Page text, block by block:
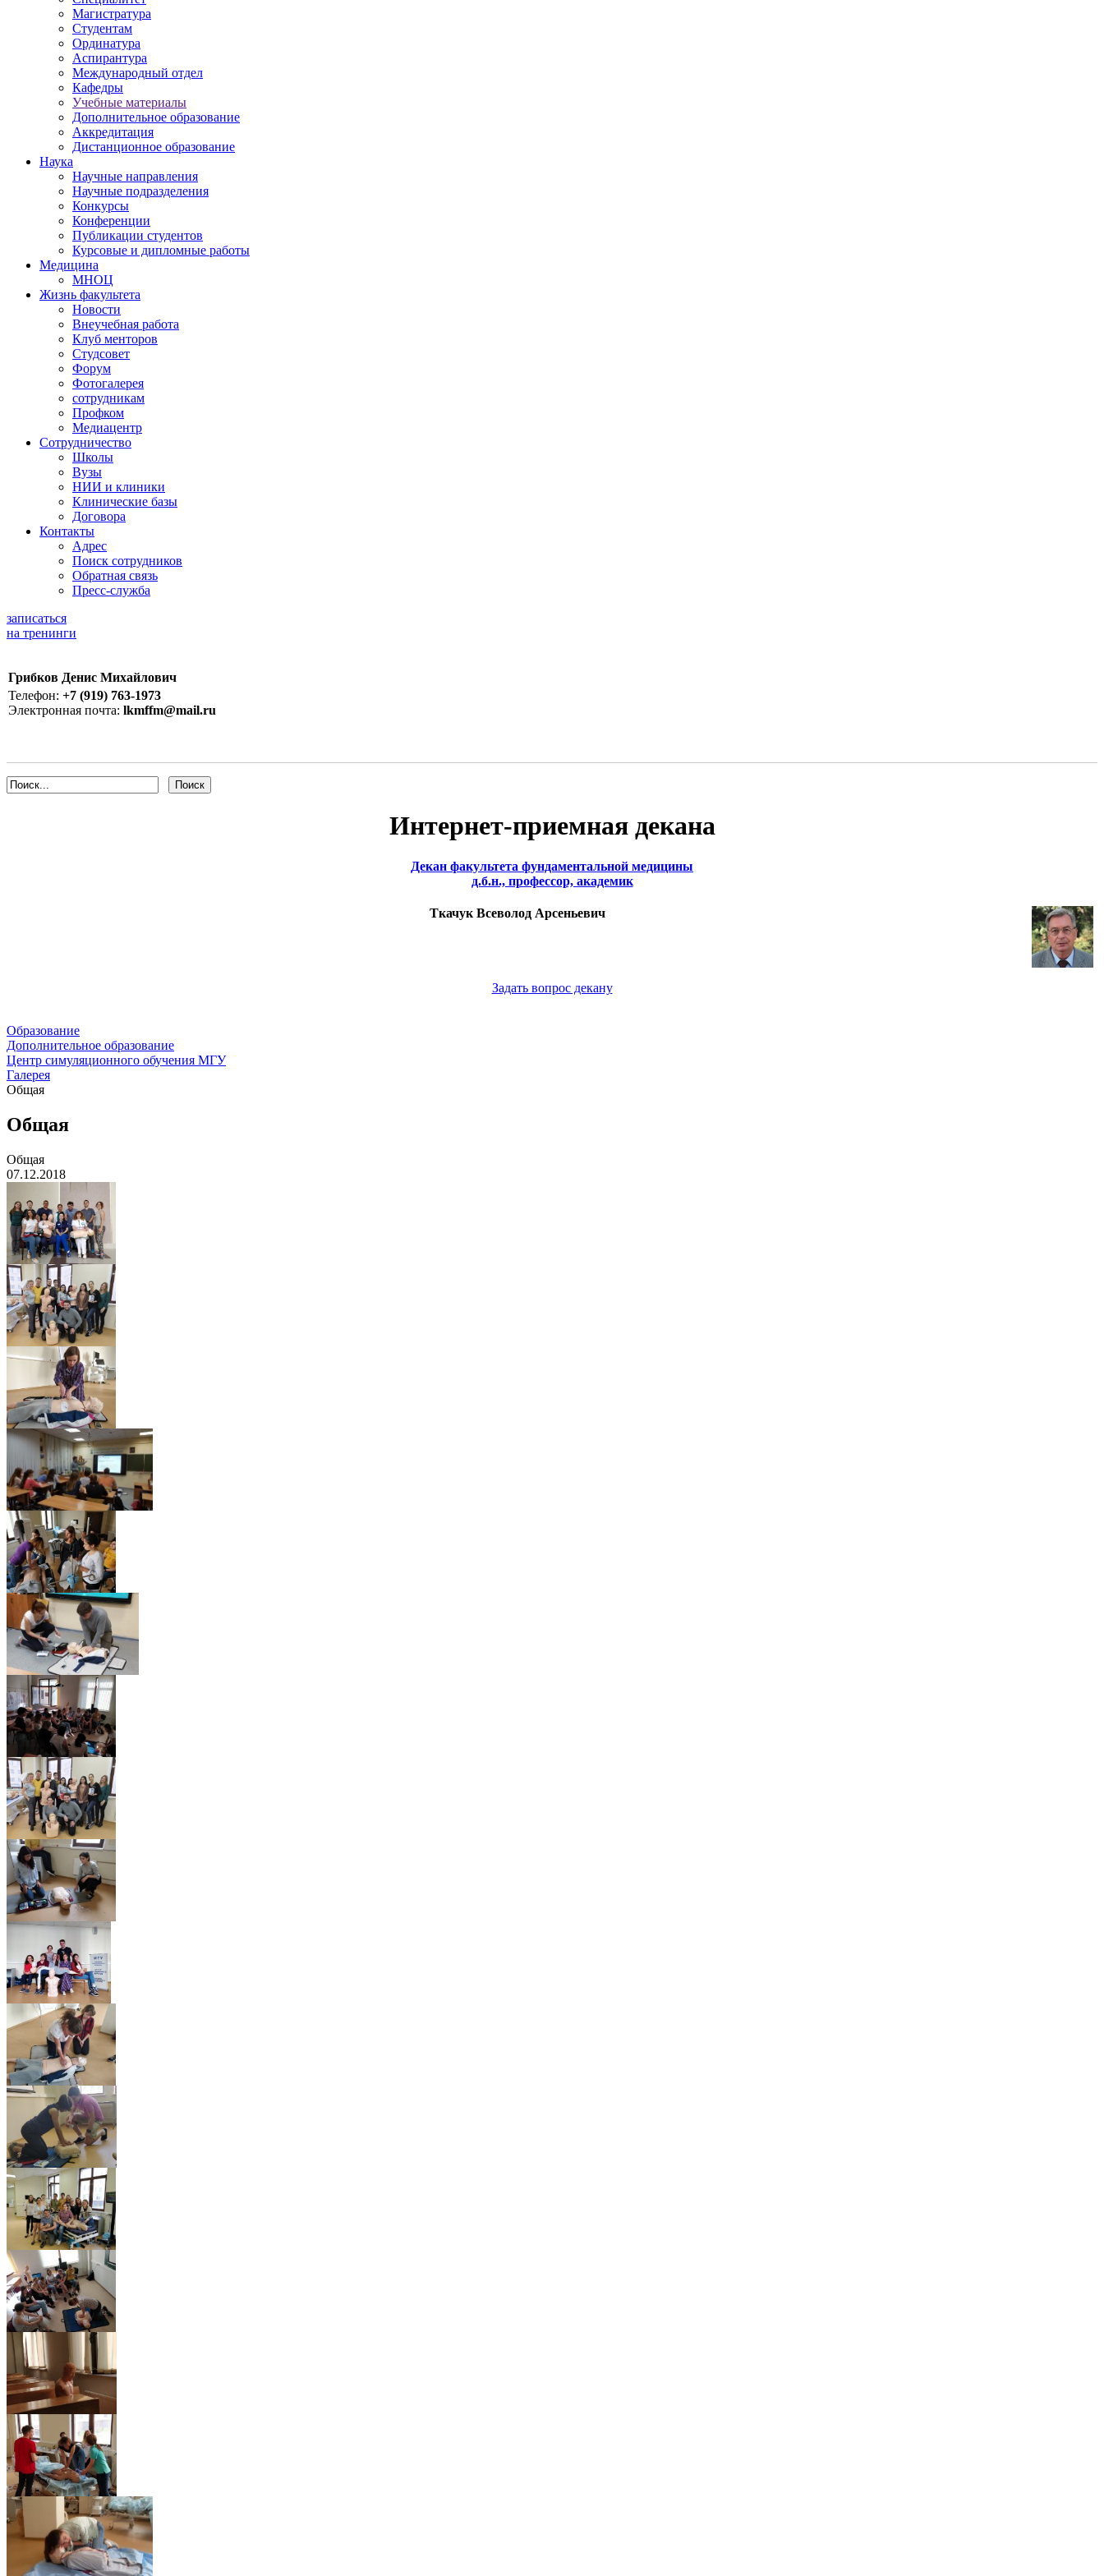
Магистратура
Студентам
Ординатура
Аспирантура
Международный отдел
Кафедры
Учебные материалы
Дополнительное образование
Аккредитация
Дистанционное образование
Наука
Научные направления
Научные подразделения
Конкурсы
Конференции
Публикации студентов
Курсовые и дипломные работы
Медицина
МНОЦ
Жизнь факультета
Новости
Внеучебная работа
Клуб менторов
Студсовет
Форум
Фотогалерея
сотрудникам
Профком
Медиацентр
Сотрудничество
Школы
Вузы
НИИ и клиники
Клинические базы
Договора
Контакты
Адрес
Поиск сотрудников
Обратная связь
Пресс-служба
записаться
на тренинги
Грибков Денис Михайлович
Телефон: +7 (919) 763-1973
Электронная почта: lkmffm@mail.ru
Интернет-приемная декана
Декан факультета фундаментальной медицины
д.б.н., профессор, академик
Ткачук Всеволод Арсеньевич
Задать вопрос декану
Образование
Дополнительное образование
Центр симуляционного обучения МГУ
Галерея
Общая
Общая
Общая
07.12.2018